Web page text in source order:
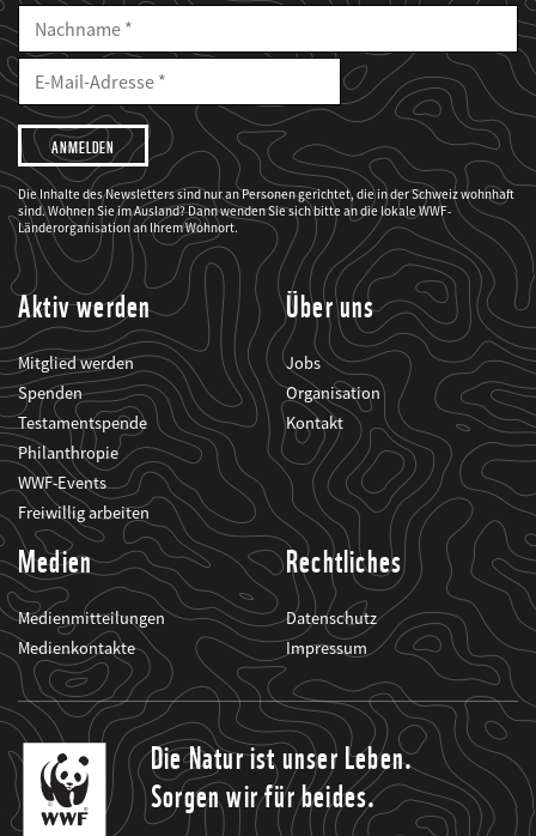
Nachname
E-
Mailadresse
E-
Adresse
Ich
möchte,
dass
der
WWF
mich
über
seine
Projekte
informiert.
Die Inhalte des Newsletters sind nur an Personen gerichtet, die in der Schweiz wohnhaft
sind. Wohnen Sie im Ausland? Dann wenden Sie sich bitte an die lokale WWF-
Länderorganisation an Ihrem Wohnort.
Aktiv werden
Mitglied werden
Spenden
Testamentspende
Philanthropie
WWF-Events
Freiwillig arbeiten
Über uns
Jobs
Organisation
Kontakt
Medien
Medienmitteilungen
Medienkontakte
Rechtliches
Datenschutz
Impressum
Die Natur ist unser Leben.
Sorgen wir für beides.